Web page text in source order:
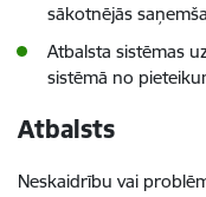
sākotnējās
Atbalsta sistēmas
sistēmā no
Atbalsts
Neskaidrību vai